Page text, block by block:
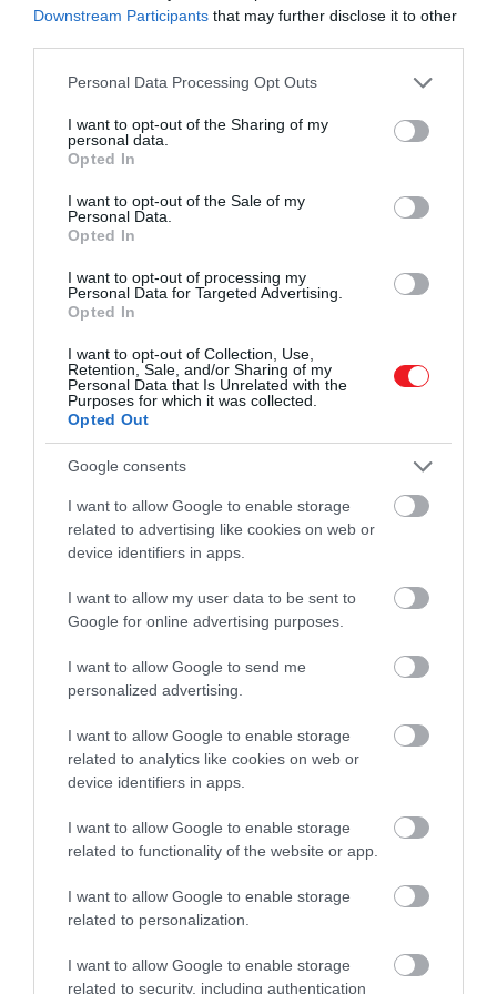
Downstream Participants that may further disclose it to other
Please note that this website/app uses one or more Google
not limited to your visit or usage behaviour. You may click to
grant or deny consent to Google and its third-party tags to
use your data for below specified purposes in below Google
consent section.
Personal Data Processing Opt Outs
I want to opt-out of the Sharing of my
personal data.
Opted In
I want to opt-out of the Sale of my
Personal Data.
Opted In
I want to opt-out of processing my
Personal Data for Targeted Advertising.
Opted In
I want to opt-out of Collection, Use,
Retention, Sale, and/or Sharing of my
Personal Data that Is Unrelated with the
Purposes for which it was collected.
Opted Out
Google consents
I want to allow Google to enable storage
related to advertising like cookies on web or
device identifiers in apps.
I want to allow my user data to be sent to
Google for online advertising purposes.
I want to allow Google to send me
personalized advertising.
I want to allow Google to enable storage
related to analytics like cookies on web or
device identifiers in apps.
I want to allow Google to enable storage
related to functionality of the website or app.
I want to allow Google to enable storage
related to personalization.
I want to allow Google to enable storage
related to security, including authentication
Ez is érdekelhet!
24 óra, egy város, semmi alvás – sokkoló
utazási trend hódít a fiatalok körében
Pozitív élmény
A videó készítője,Dária Zubkova – aki
állatorvosként dolgozik – arról számolt be, hogy őt
és társait rendkívülbarátságosan
szállásukon orosz tévéadások mentek, a személyzet
oroszul köszöntötte őket, az idegenvezető pedig
még az orosz himnuszt is elénekelte nekik. A
vendégek a helyszínen fotózhattak, videózhattak,
területen.
A nő elmondása szerint egy sör 200 forintba került,
míg egy arcmasszázsért 5000, tíz percnyi
wifihasználatért pedig 600 forintnak megfelelő
észak-koreai von volt a díj – érdekesség, hogy a
Hozzátette, hogy a helyiek és a külföldiek egyelőre
elkülönített partszakaszokat használnak.
Figyelmedbe ajánljuk!
Ezrek vesztik életüket a világ
legveszélyesebb buszos utazása során –
Videó
A Wall Street Journal információi szerint